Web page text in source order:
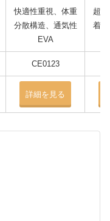
快適性重視、体重
分散構造、通気性
EVA
超
着
CE0123
詳細を見る